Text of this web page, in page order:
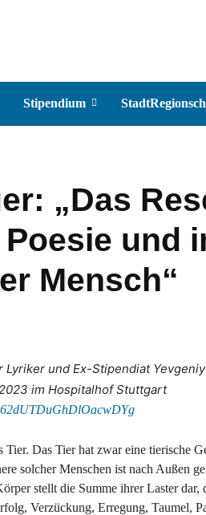
Stipendium
„Das
und
Mensch“
und Ex-Stipendiat
im Hospitalhof Stuttgart
Das Tier hat zwar eine tierische
solcher Menschen ist nach Außen
stellt die Summe ihrer Laster dar,
Verzückung, Erregung, Taumel,